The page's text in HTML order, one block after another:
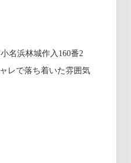
名浜林城作入160番2
レで落ち着いた雰囲気